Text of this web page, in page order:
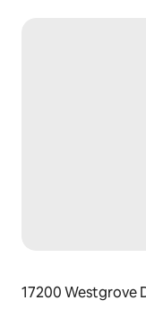
17200 Westgrove